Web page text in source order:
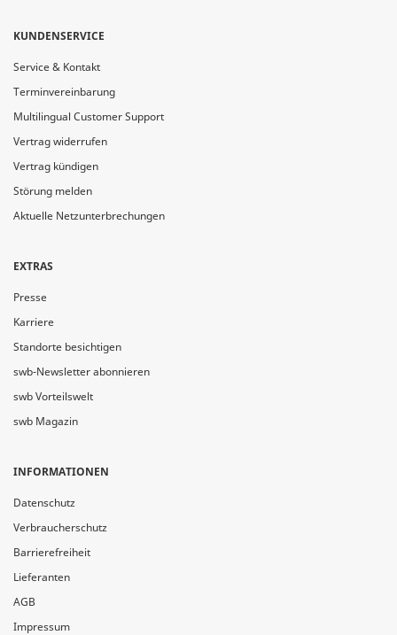
KUNDENSERVICE
Service & Kontakt
Terminvereinbarung
Multilingual Customer Support
Vertrag widerrufen
Vertrag kündigen
Störung melden
Aktuelle Netzunterbrechungen
EXTRAS
Presse
Karriere
Standorte besichtigen
swb-Newsletter abonnieren
swb Vorteilswelt
swb Magazin
INFORMATIONEN
Datenschutz
Verbraucherschutz
Barrierefreiheit
Lieferanten
AGB
Impressum